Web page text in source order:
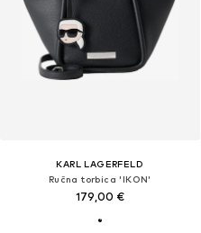
KARL LAGERFELD
Ručna torbica 'IKON'
179,00 €